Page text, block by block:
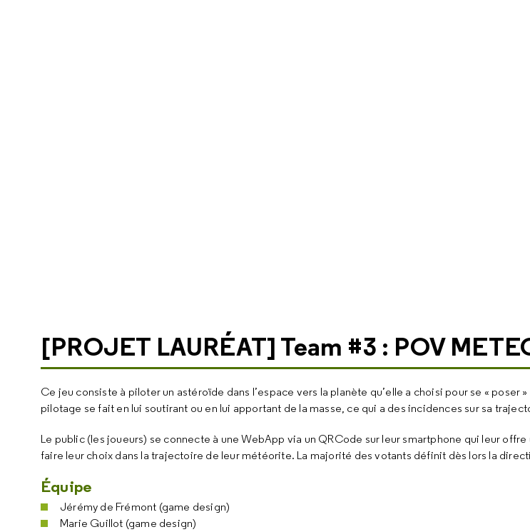
[PROJET LAURÉAT] Team #3 : POV
Ce jeu consiste à piloter un astéroïde dans l’espace vers la planète qu’elle a choisi pour se « poser
pilotage se fait en lui soutirant ou en lui apportant de la masse, ce qui a des incidences sur sa
Le public (les joueurs) se connecte à une WebApp via un QRCode sur leur smartphone qui leur
faire leur choix dans la trajectoire de leur météorite. La majorité des votants définit dès lors la
Équipe
Jérémy de Frémont (game design)
Marie Guillot (game design)